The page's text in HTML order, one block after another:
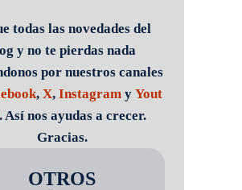
todas las novedades del
y no te pierdas nada
por nuestros canales
, X, Instagramy Yout
. Así nos ayudas a crecer.
Gracias.
OTROS